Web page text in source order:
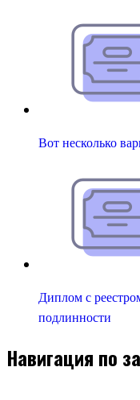
Вот несколько
Диплом с
подлинности
Навигация по